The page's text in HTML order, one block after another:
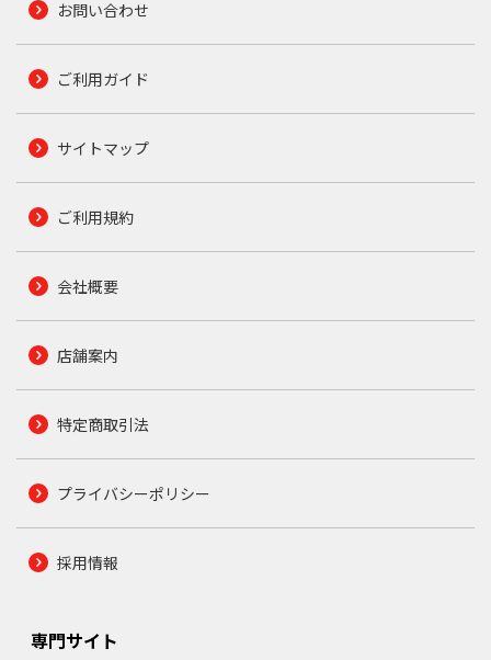
お問い合わせ
ご利用ガイド
サイトマップ
ご利用規約
会社概要
店舗案内
特定商取引法
プライバシーポリシー
採用情報
専門サイト